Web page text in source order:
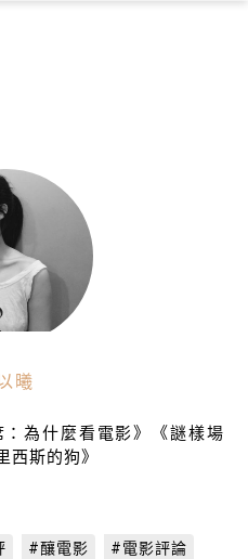
曦
為什麼看電影》《謎樣場
西斯的狗》
#釀電影 #電影評論